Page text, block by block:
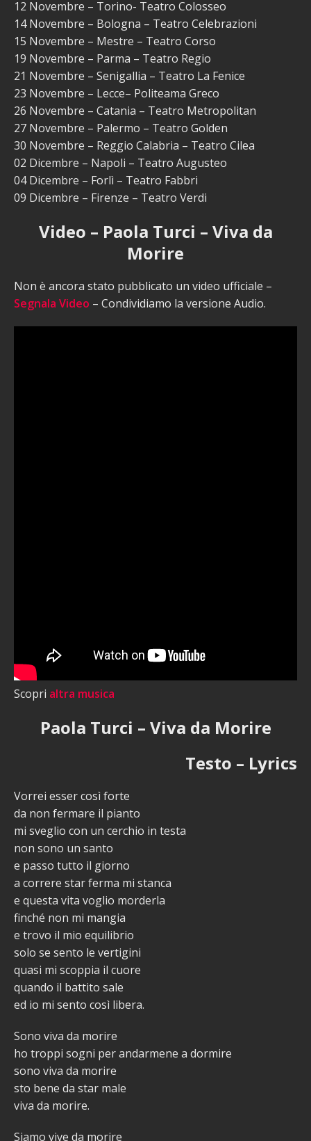
12 Novembre – Torino- Teatro Colosseo
14 Novembre – Bologna – Teatro Celebrazioni
15 Novembre – Mestre – Teatro Corso
19 Novembre – Parma – Teatro Regio
21 Novembre – Senigallia – Teatro La Fenice
23 Novembre – Lecce– Politeama Greco
26 Novembre – Catania – Teatro Metropolitan
27 Novembre – Palermo – Teatro Golden
30 Novembre – Reggio Calabria – Teatro Cilea
02 Dicembre – Napoli – Teatro Augusteo
04 Dicembre – Forlì – Teatro Fabbri
09 Dicembre – Firenze – Teatro Verdi
Video – Paola Turci – Viva da
Morire
Non è ancora stato pubblicato un video ufficiale –
Segnala Video – Condividiamo la versione Audio.
Scopri altra musica
Paola Turci – Viva da Morire
Testo – Lyrics
Vorrei esser così forte
da non fermare il pianto
mi sveglio con un cerchio in testa
non sono un santo
e passo tutto il giorno
a correre star ferma mi stanca
e questa vita voglio morderla
finché non mi mangia
e trovo il mio equilibrio
solo se sento le vertigini
quasi mi scoppia il cuore
quando il battito sale
ed io mi sento così libera.
Sono viva da morire
ho troppi sogni per andarmene a dormire
sono viva da morire
sto bene da star male
viva da morire.
Siamo vive da morire